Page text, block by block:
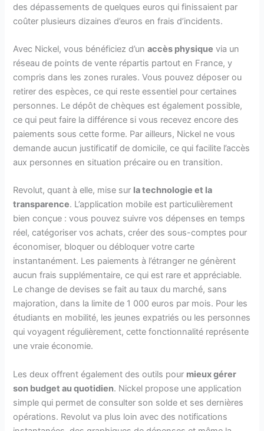
des dépassements de quelques euros qui finissaient par
coûter plusieurs dizaines d’euros en frais d’incidents.
Avec Nickel, vous bénéficiez d’unaccès physique via un
réseau de points de vente répartis partout en France, y
compris dans les zones rurales. Vous pouvez déposer ou
retirer des espèces, ce qui reste essentiel pour certaines
personnes. Le dépôt de chèques est également possible,
ce qui peut faire la différence si vous recevez encore des
paiements sous cette forme. Par ailleurs, Nickel ne vous
demande aucun justificatif de domicile, ce qui facilite l’accès
aux personnes en situation précaire ou en transition.
Revolut, quant à elle, mise sur la technologie et la
transparence. L’application mobile est particulièrement
bien conçue : vous pouvez suivre vos dépenses en temps
réel, catégoriser vos achats, créer des sous-comptes pour
économiser, bloquer ou débloquer votre carte
instantanément. Les paiements à l’étranger ne génèrent
aucun frais supplémentaire, ce qui est rare et appréciable.
Le change de devises se fait au taux du marché, sans
majoration, dans la limite de 1 000 euros par mois. Pour les
étudiants en mobilité, les jeunes expatriés ou les personnes
qui voyagent régulièrement, cette fonctionnalité représente
une vraie économie.
Les deux offrent également des outils pour mieux gérer
son budget au quotidien. Nickel propose une application
simple qui permet de consulter son solde et ses dernières
opérations. Revolut va plus loin avec des notifications